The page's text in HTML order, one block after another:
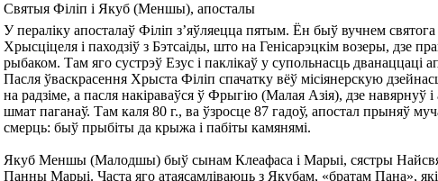
Святыя Філіп і Якуб (Меншы), апосталы
У пераліку апосталаў Філіп з’яўляецца пятым. Ён быў вучнем
Хрысціцеля і паходзіў з Бэтсаіды, што на Генісарэцкім возеры, дзе
рыбаком. Там яго сустрэў Езус і паклікаў у супольнасць дванаццаці
Пасля ўваскрасення Хрыста Філіп спачатку вёў місіянерскую
на радзіме, а пасля накіраваўся ў Фрыгію (Малая Азія), дзе навярнуў і
шмат паганаў. Там каля 80 г., ва ўзросце 87 гадоў, апостал прыняў
смерць: быў прыбіты да крыжа і пабіты камянямі.
Якуб Меншы (Малодшы) быў сынам Клеафаса і Марыі, сястры
Панны Марыі. Часта яго атаясамліваюць з Якубам, «братам Пана», які